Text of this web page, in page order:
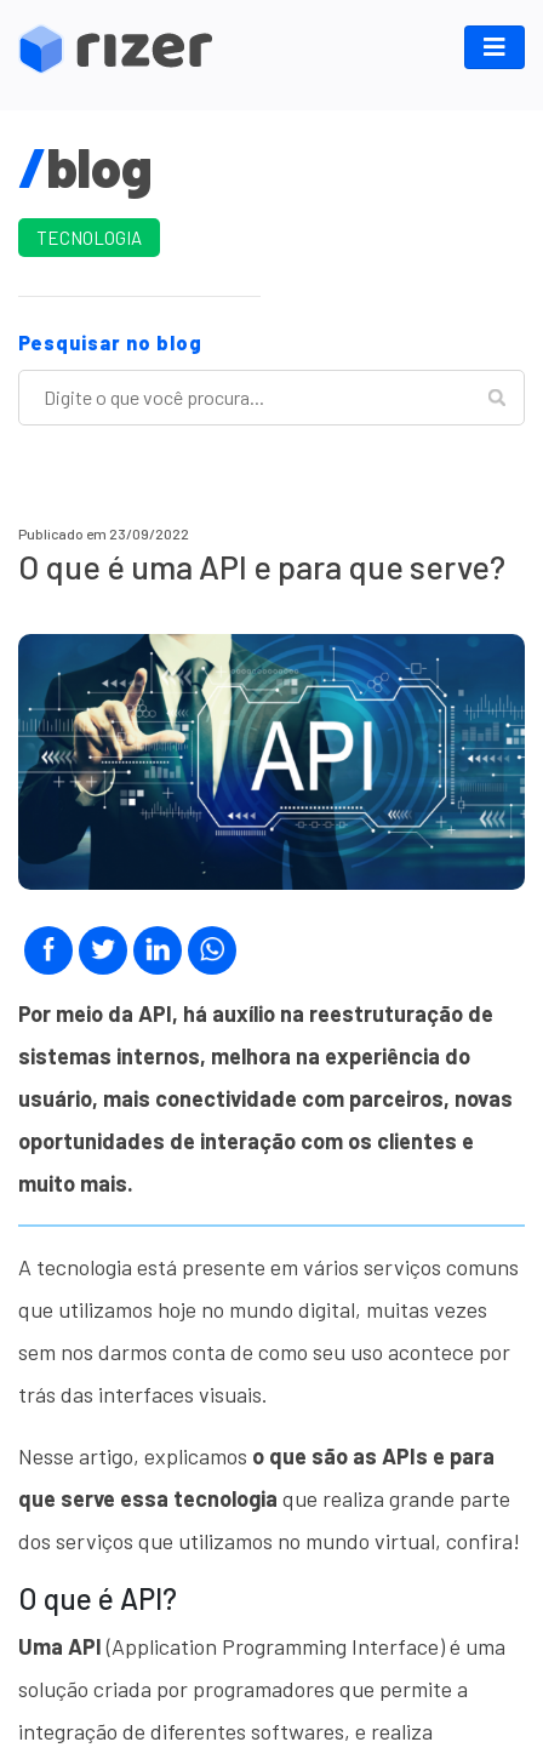
/blog
TECNOLOGIA
Pesquisar no blog
Publicado em 23/09/2022
O que é uma API e para que serve?
Por meio da API, há auxílio na reestruturação de
sistemas internos, melhora na experiência do
usuário, mais conectividade com parceiros, novas
oportunidades de interação com os clientes e
muito mais.
A tecnologia está presente em vários serviços comuns
que utilizamos hoje no mundo digital, muitas vezes
sem nos darmos conta de como seu uso acontece por
trás das interfaces visuais.
Nesse artigo, explicamos o que são as APIs e para
que serve essa tecnologia que realiza grande parte
dos serviços que utilizamos no mundo virtual, confira!
O que é API?
Uma API(Application Programming Interface) é uma
solução criada por programadores que permite a
integração de diferentes softwares, e realiza